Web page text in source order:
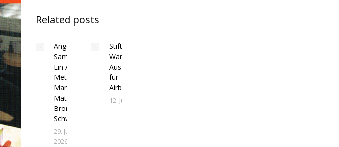
Related posts
Angebot:
Samsonite
Lin Air in
Metallic
Mango /
Matt
Bronze /
Schwarz
29. Juni
2026
Stiftung
Warentest
Auszeichnung
für Travelite
Airbase S
12. Juni 2026